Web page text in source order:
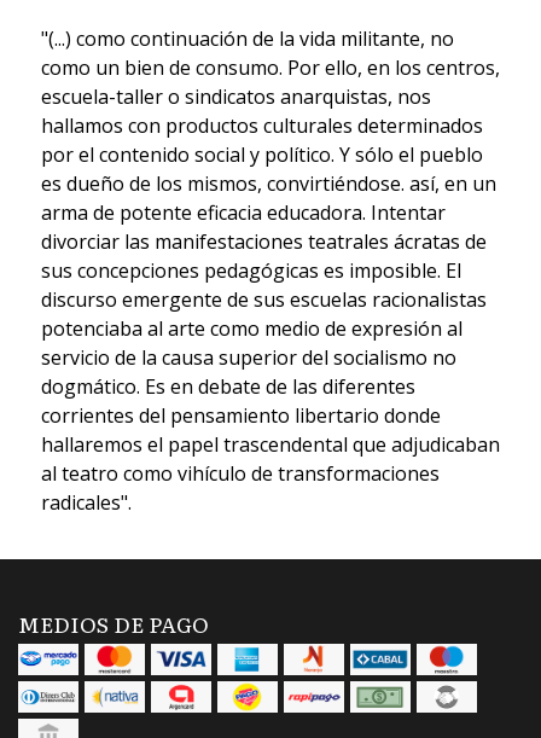
"(...) como continuación de la vida militante, no
como un bien de consumo. Por ello, en los centros,
escuela-taller o sindicatos anarquistas, nos
hallamos con productos culturales determinados
por el contenido social y político. Y sólo el pueblo
es dueño de los mismos, convirtiéndose. así, en un
arma de potente eficacia educadora. Intentar
divorciar las manifestaciones teatrales ácratas de
sus concepciones pedagógicas es imposible. El
discurso emergente de sus escuelas racionalistas
potenciaba al arte como medio de expresión al
servicio de la causa superior del socialismo no
dogmático. Es en debate de las diferentes
corrientes del pensamiento libertario donde
hallaremos el papel trascendental que adjudicaban
al teatro como vihículo de transformaciones
radicales".
MEDIOS DE PAGO